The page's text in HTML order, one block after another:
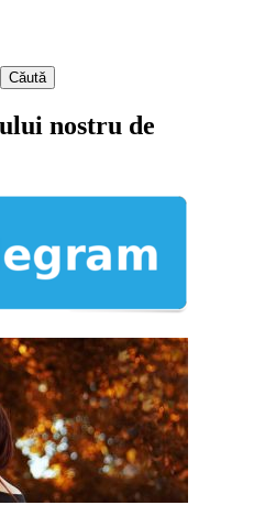
Căută
nostru de